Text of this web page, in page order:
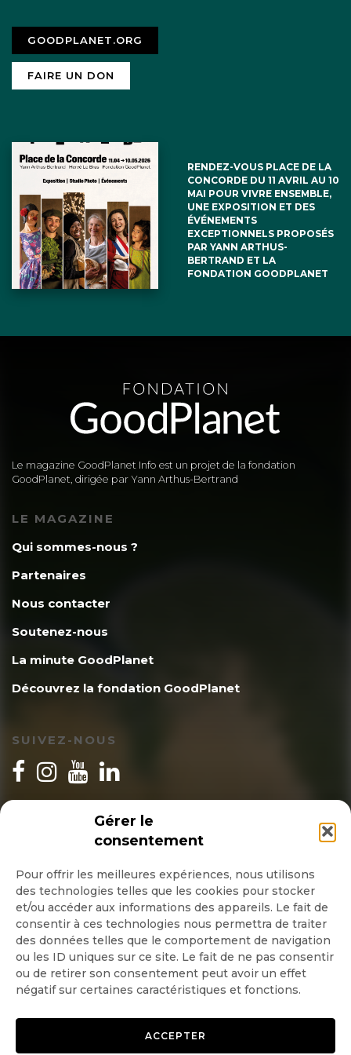
Gérer le
consentement
Pour offrir les meilleures expériences, nous utilisons
des technologies telles que les cookies pour stocker
et/ou accéder aux informations des appareils. Le fait de
consentir à ces technologies nous permettra de traiter
des données telles que le comportement de navigation
ou les ID uniques sur ce site. Le fait de ne pas consentir
ou de retirer son consentement peut avoir un effet
négatif sur certaines caractéristiques et fonctions.
ACCEPTER
GOODPLANET.ORG
FAIRE UN DON
RENDEZ-VOUS PLACE DE LA
CONCORDE DU 11 AVRIL AU 10
MAI POUR VIVRE ENSEMBLE,
UNE EXPOSITION ET DES
ÉVÉNEMENTS
EXCEPTIONNELS PROPOSÉS
PAR YANN ARTHUS-
BERTRAND ET LA
FONDATION GOODPLANET
Le magazine GoodPlanet Info est un projet de la fondation
GoodPlanet, dirigée par Yann Arthus-Bertrand
LE MAGAZINE
Qui sommes-nous ?
Partenaires
Nous contacter
Soutenez-nous
La minute GoodPlanet
Découvrez la fondation GoodPlanet
SUIVEZ-NOUS
INSCRIPTION NEWSLETTER
Quotidienne
Hebdo
OK